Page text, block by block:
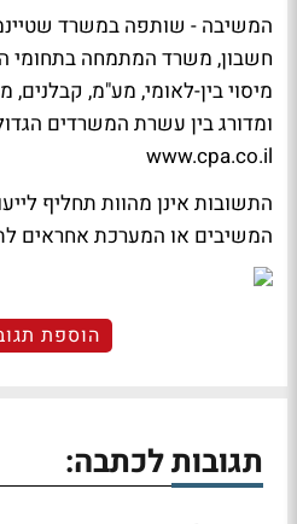
המשיבה - שותפה במשרד
חשבון, משרד המתמחה בתחומי
מיסוי בין-לאומי, מע"מ, קבלנים,
ומדורג בין עשרת המשרדים
www.cpa.co.il
התשובות אינן מהוות תחליף
המשיבים או המערכת אחראים
הוספת
תגובות לכתבה: